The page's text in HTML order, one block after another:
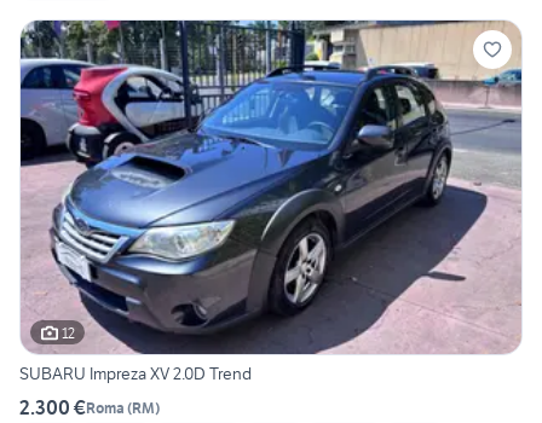
12
SUBARU Impreza XV 2.0D Trend
2.300 €Roma (RM)